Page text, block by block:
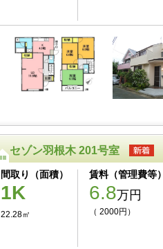
セゾン羽根木 201号室
間取り（面積）
1K
22.28㎡
賃料（管理費等）
6.8万円
（ 2000円）